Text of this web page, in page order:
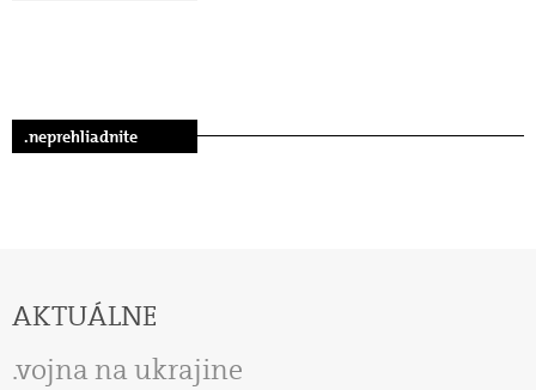
.neprehliadnite
AKTUÁLNE
vojna na ukrajine